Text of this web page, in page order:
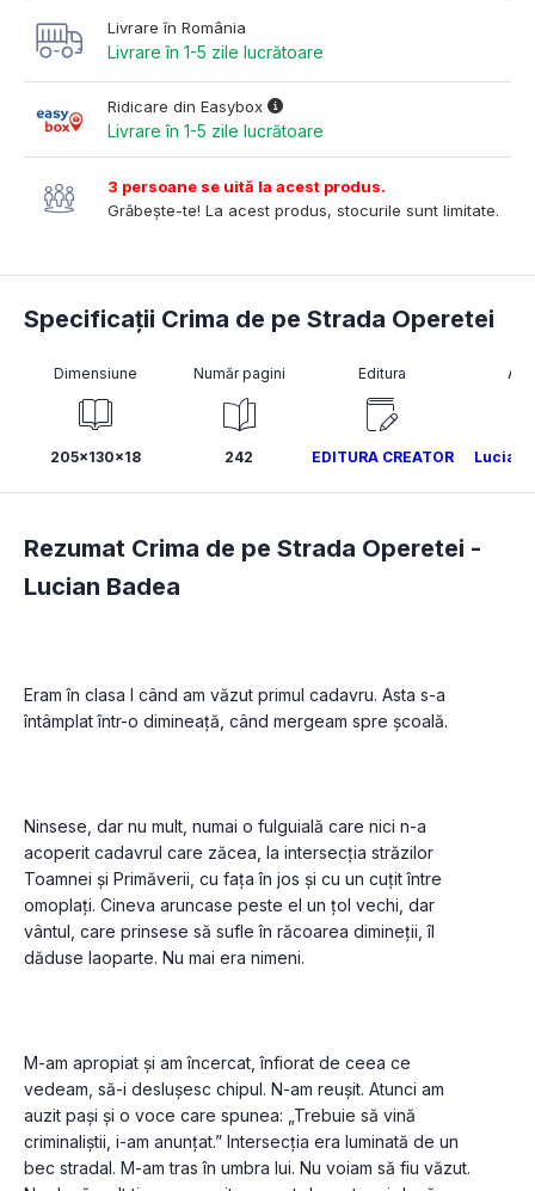
Livrare în România
Livrare în 1-5 zile lucrătoare
Ridicare din Easybox
Livrare în 1-5 zile lucrătoare
3 persoane se uită la acest produs.
Grăbește-te! La acest produs, stocurile sunt limitate.
Specificații Crima de pe Strada Operetei
Dimensiune
205x130x18
Număr pagini
242
Editura
EDITURA CREATOR Lucian
Rezumat Crima de pe Strada Operetei -
Lucian Badea
Eram în clasa I când am văzut primul cadavru. Asta s-a
întâmplat într-o dimineață, când mergeam spre școală.
Ninsese, dar nu mult, numai o fulguială care nici n-a
acoperit cadavrul care zăcea, la intersecția străzilor
Toamnei și Primăverii, cu fața în jos și cu un cuțit între
omoplați. Cineva aruncase peste el un țol vechi, dar
vântul, care prinsese să sufle în răcoarea dimineții, îl
dăduse laoparte. Nu mai era nimeni.
M-am apropiat și am încercat, înfiorat de ceea ce
vedeam, să-i deslușesc chipul. N-am reușit. Atunci am
auzit pași și o voce care spunea: „Trebuie să vină
criminaliștii, i-am anunțat.” Intersecția era luminată de un
bec stradal. M-am tras în umbra lui. Nu voiam să fiu văzut.